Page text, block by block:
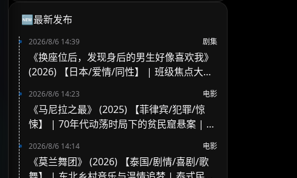
🆕最新发布
2026/8/6 14:39 剧集
《换座位后，发现身后的男生好像喜欢我》
(2026) 【日本/爱情/同性】 | 班级焦点大帅
高甜校园BL
2026/8/6 14:23 电影
《马尼拉之最》 (2025) 【菲律宾/犯罪/惊
悚】 | 70年代动荡时局下的贫民窟悬案 | 菲
2026/8/6 14:14 电影
《莫兰舞团》 (2026) 【泰国/剧情/喜剧/歌